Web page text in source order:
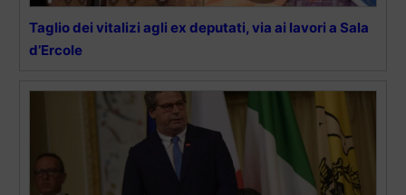
Taglio dei vitalizi agli ex deputati, via ai lavori a Sala
d’Ercole